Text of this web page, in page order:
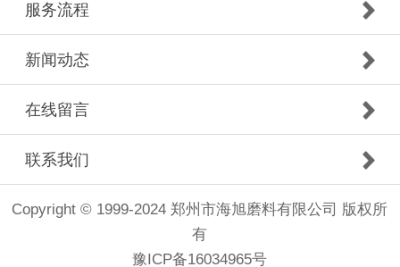
服务流程
新闻动态
在线留言
联系我们
Copyright © 1999-2024 郑州市海旭磨料有限公司 版权所
有
豫ICP备16034965号